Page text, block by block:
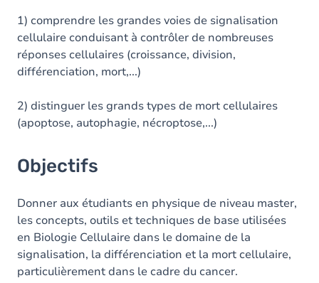
1) comprendre les grandes voies de signalisation
cellulaire conduisant à contrôler de nombreuses
réponses cellulaires (croissance, division,
différenciation, mort,...)
2) distinguer les grands types de mort cellulaires
(apoptose, autophagie, nécroptose,...)
Objectifs
Donner aux étudiants en physique de niveau master,
les concepts, outils et techniques de base utilisées
en Biologie Cellulaire dans le domaine de la
signalisation, la différenciation et la mort cellulaire,
particulièrement dans le cadre du cancer.